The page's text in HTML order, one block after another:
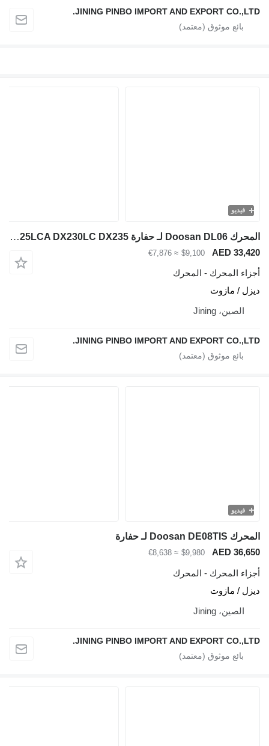
JINING PINBO IMPORT AND EXPORT CO.,LTD.
فيديو
المحرك Doosan DL06 لـ حفارة DX225LCA DX230LC DX235
AED 33,420
$9,100
≈ €7,876
أجزاء المحرك - المحرك
ديزل / مازوت
الصين، Jining
JINING PINBO IMPORT AND EXPORT CO.,LTD.
فيديو
المحرك Doosan DE08TIS لـ حفارة
AED 36,650
$9,980
≈ €8,638
أجزاء المحرك - المحرك
ديزل / مازوت
الصين، Jining
JINING PINBO IMPORT AND EXPORT CO.,LTD.